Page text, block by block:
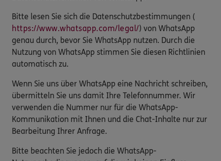
Bitte lesen Sie sich die Datenschutzbestimmungen (
https://www.whatsapp.com/legal/) von WhatsApp
genau durch, bevor Sie WhatsApp nutzen. Durch die
Nutzung von WhatsApp stimmen Sie diesen Richtlinien
automatisch zu.
Wenn Sie uns über WhatsApp eine Nachricht schreiben,
übermitteln Sie uns damit Ihre Telefonnummer. Wir
verwenden die Nummer nur für die WhatsApp-
Kommunikation mit Ihnen und die Chat-Inhalte nur zur
Bearbeitung Ihrer Anfrage.
Bitte beachten Sie jedoch die WhatsApp-